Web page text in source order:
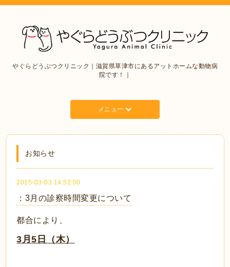
やぐらどうぶつクリニック｜滋賀県草津市にあるアットホームな動物病
院です！｜
メニュー
お知らせ
2015-03-03 14:52:00
：3月の診察時間変更について
都合により、
3月5日（木）